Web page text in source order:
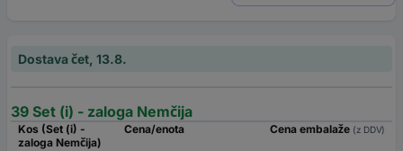
Dostava čet, 13.8.
39 Set (i) - zaloga Nemčija
Kos (Set (i) -
zaloga Nemčija)
Cena/enota Cena embalaže (z DDV)